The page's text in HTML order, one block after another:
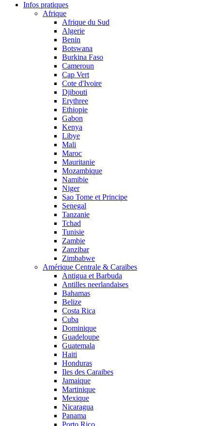
Infos pratiques
Afrique
Afrique du Sud
Algerie
Benin
Botswana
Burkina Faso
Cameroun
Cap Vert
Cote d'Ivoire
Djibouti
Erythree
Ethiopie
Gabon
Kenya
Libye
Mali
Maroc
Mauritanie
Mozambique
Namibie
Niger
Sao Tome et Principe
Senegal
Tanzanie
Tchad
Tunisie
Zambie
Zanzibar
Zimbabwe
Amérique Centrale & Caraïbes
Antigua et Barbuda
Antilles neerlandaises
Bahamas
Belize
Costa Rica
Cuba
Dominique
Guadeloupe
Guatemala
Haiti
Honduras
Iles des Caraibes
Jamaique
Martinique
Mexique
Nicaragua
Panama
Porto Rico